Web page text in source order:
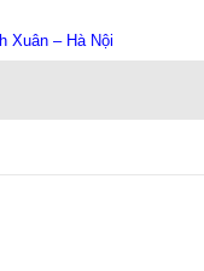
Xuân – Hà Nội